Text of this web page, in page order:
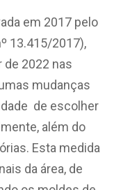
em 2017 pelo
13.415/2017),
de 2022 nas
mudanças
de escolher
além do
Esta medida
da área, de